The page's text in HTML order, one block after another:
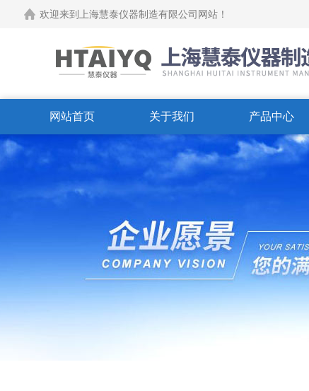
欢迎来到上海慧泰仪器制造有限公司网站！
网站首页 关于我们 产品中心